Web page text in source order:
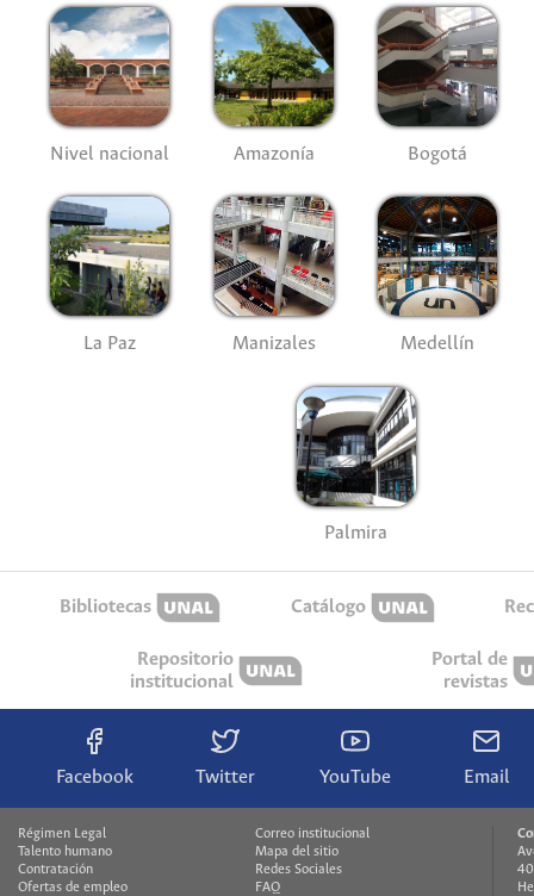
Nivel nacional Amazonía Bogotá
La Paz Manizales Medellín
Palmira
Bibliotecas Catálogo
Repositorio
institucional
Portal de
revistas
Facebook Twitter YouTube Email
Régimen Legal
Talento humano
Contratación
Ofertas de empleo
Correo institucional
Mapa del sitio
Redes Sociales
FAQ